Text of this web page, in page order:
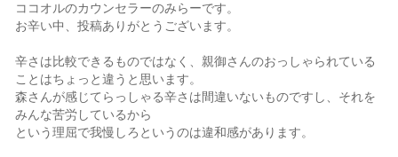
ココオルのカウンセラーのみらーです。
お辛い中、投稿ありがとうございます。
辛さは比較できるものではなく、親御さんのおっしゃられている
ことはちょっと違うと思います。
森さんが感じてらっしゃる辛さは間違いないものですし、それを
みんな苦労しているから
という理屈で我慢しろというのは違和感があります。